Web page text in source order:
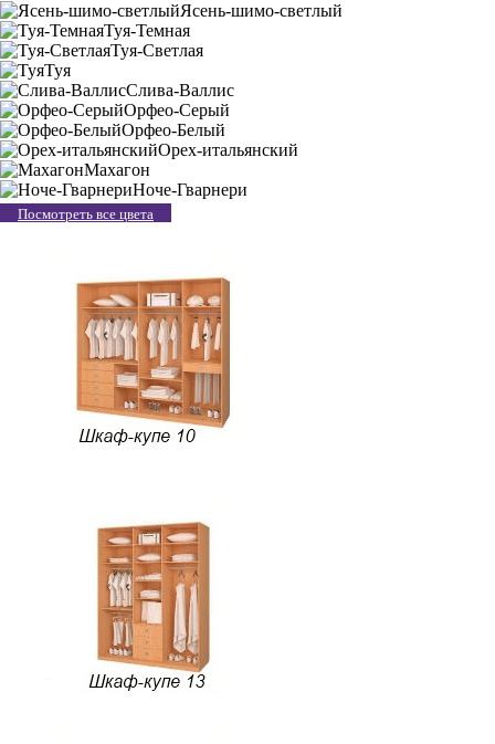
Ясень-шимо-светлый
Туя-Темная
Туя-Светлая
Туя
Слива-Валлис
Орфео-Серый
Орфео-Белый
Орех-итальянский
Махагон
Ноче-Гварнери
Посмотреть все цвета